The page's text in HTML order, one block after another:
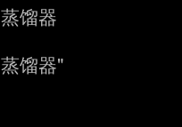
馏器
馏器"